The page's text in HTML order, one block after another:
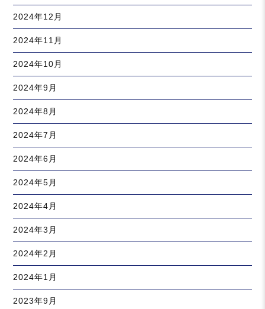
2024年12月
2024年11月
2024年10月
2024年9月
2024年8月
2024年7月
2024年6月
2024年5月
2024年4月
2024年3月
2024年2月
2024年1月
2023年9月